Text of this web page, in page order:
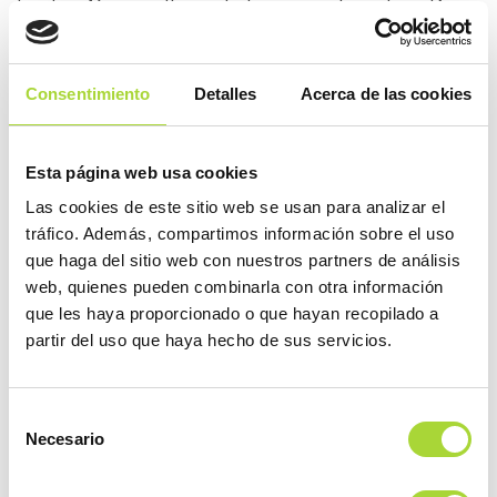
Consentimiento Detalles Acerca de las cookies
Esta página web usa cookies
Las cookies de este sitio web se usan para analizar el
tráfico. Además, compartimos información sobre el uso
que haga del sitio web con nuestros partners de análisis
web, quienes pueden combinarla con otra información
que les haya proporcionado o que hayan recopilado a
partir del uso que haya hecho de sus servicios.
Necesario
Los tres fármacos tienen el mismo mecanismo de acción.
Básicamente, se unen y neutralizan a una proteína que está
en tu organismo que se llama factor de necrosis tumoral-α
(TNF- α). El TNF-α es una de las causantes de la inflamación
por lo que neutralizar esta proteína, mejora la enfermedad.
intravenosa y subcutánea. En el caso de administrarse por
vía intravenosa, tendrás que acudir al hospital de día para
que la enfermera pueda administrártelo.
Tanto adalimumab, como infliximab y etanercept se incluyen
este respecto, hay dos tipos de dispositivos, las jeringas y